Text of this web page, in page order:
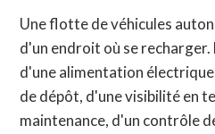
Une flotte de véhicules
d'un endroit où se recharger.
d'une alimentation
de dépôt, d'une visibilité en
maintenance, d'un contrôle